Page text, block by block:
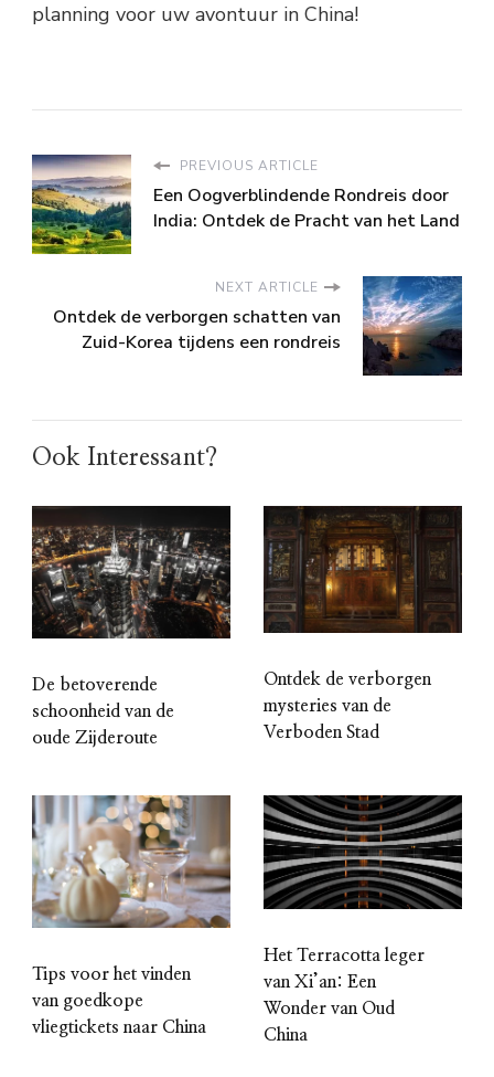
planning voor uw avontuur in China!
PREVIOUS ARTICLE
Een Oogverblindende Rondreis door
India: Ontdek de Pracht van het Land
NEXT ARTICLE
Ontdek de verborgen schatten van
Zuid-Korea tijdens een rondreis
Ook Interessant?
De betoverende
schoonheid van de
oude Zijderoute
Ontdek de verborgen
mysteries van de
Verboden Stad
Tips voor het vinden
van goedkope
vliegtickets naar China
Het Terracotta leger
van Xi’an: Een
Wonder van Oud
China